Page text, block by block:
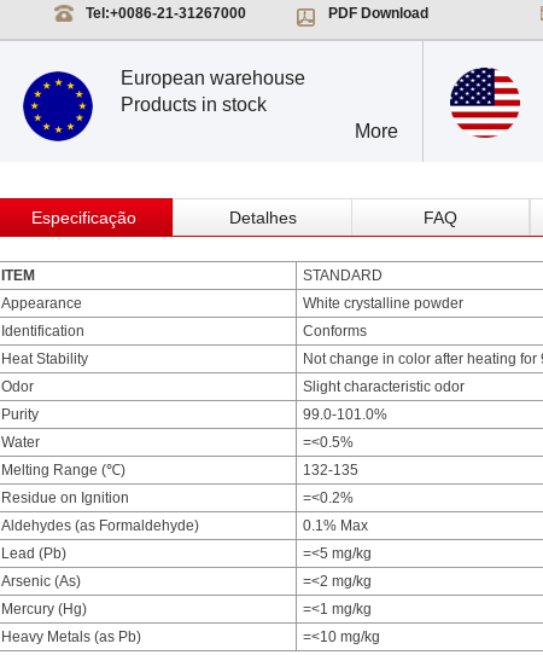
Tel:+0086-21-31267000 PDF Download
European warehouse
Products in stock
More
Especificação Detalhes FAQ
ITEM
STANDARD
Appearance
White crystalline powder
Identification
Conforms
Heat Stability
Not change in color after heating
Odor
Slight characteristic odor
Purity
99.0-101.0%
Water
=<0.5%
Melting Range (℃)
132-135
Residue on Ignition
=<0.2%
Aldehydes (as Formaldehyde)
0.1% Max
Lead (Pb)
=<5 mg/kg
Arsenic (As)
=<2 mg/kg
Mercury (Hg)
=<1 mg/kg
Heavy Metals (as Pb)
=<10 mg/kg